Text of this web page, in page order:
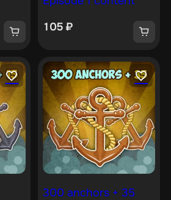
105 ₽
300 anchors + 35